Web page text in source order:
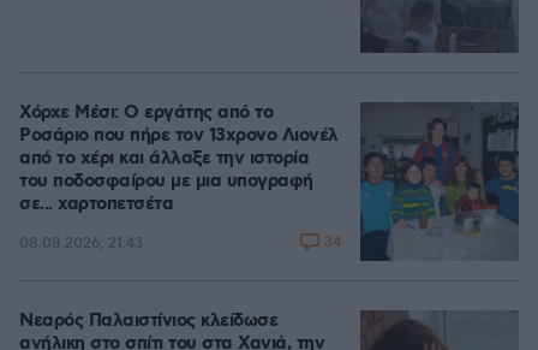
Χόρχε Μέσι: Ο εργάτης από το
Ροσάριο που πήρε τον 13χρονο Λιονέλ
από το χέρι και άλλαξε την ιστορία
του ποδοσφαίρου με μια υπογραφή
σε... χαρτοπετσέτα
08.08.2026, 21:43 34
Νεαρός Παλαιστίνιος κλείδωσε
ανήλικη στο σπίτι του στα Χανιά, την